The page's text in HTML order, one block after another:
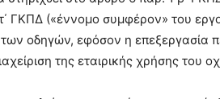
ΓΚΠΔ («έννομο συμφέρον» του
οδηγών, εφόσον η επεξεργασία
της εταιρικής χρήσης του